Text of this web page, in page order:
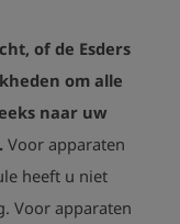
of de Esders
om alle
naar uw
Voor apparaten
heeft u niet
Voor apparaten